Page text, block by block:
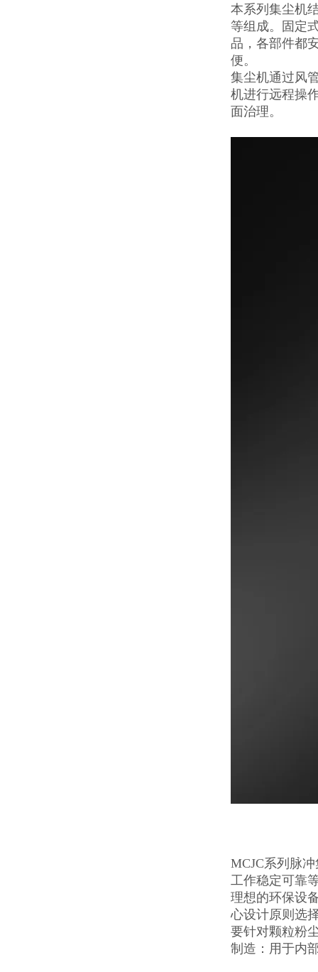
本系列集尘机
等组成。固定
品，各部件都
便。
集尘机通过风
机进行远程操
面治理。
MCJC系列脉
工作稳定可靠
理想的环保设
心设计原则选
要针对颗粒粉
制造：用于内